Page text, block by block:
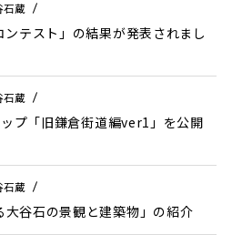
石蔵
ンテスト」の結果が発表されまし
石蔵
プ「旧鎌倉街道編ver1」を公開
石蔵
谷石の景観と建築物」の紹介